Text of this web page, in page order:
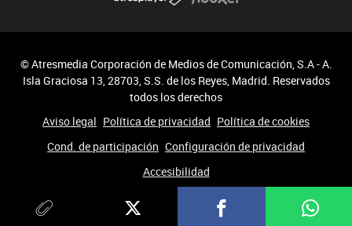
© Atresmedia Corporación de Medios de Comunicación, S.A - A.
Isla Graciosa 13, 28703, S.S. de los Reyes, Madrid. Reservados
todos los derechos
Aviso legal Política de privacidad Política de cookies
Cond. de participación Configuración de privacidad
Accesibilidad